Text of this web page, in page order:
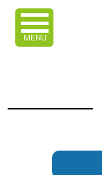
MENU